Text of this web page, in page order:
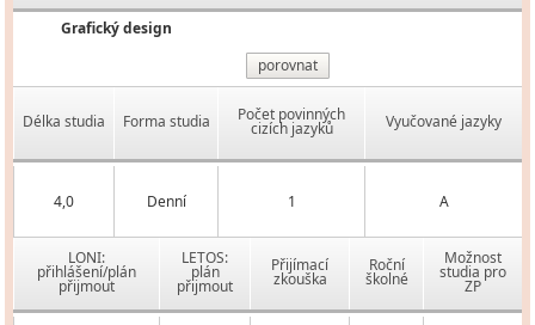
Grafický design
porovnat
Délka studia Forma studia Počet povinných
cizích jazyků Vyučované jazyky
4,0 Denní 1 A
LONI:
přihlášení/plán
přijmout
LETOS:
plán
přijmout
Přijímací
zkouška
Roční
školné
Možnost
studia pro
ZP